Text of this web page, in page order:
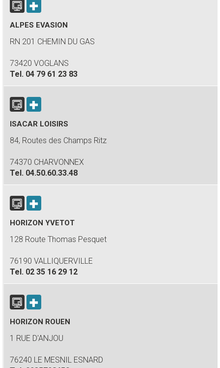
ALPES EVASION
RN 201 CHEMIN DU GAS
73420 VOGLANS
Tel. 04 79 61 23 83
ISACAR LOISIRS
84, Routes des Champs Ritz
74370 CHARVONNEX
Tel. 04.50.60.33.48
HORIZON YVETOT
128 Route Thomas Pesquet
76190 VALLIQUERVILLE
Tel. 02 35 16 29 12
HORIZON ROUEN
1 RUE D'ANJOU
76240 LE MESNIL ESNARD